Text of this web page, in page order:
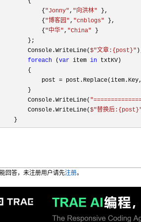
{
"Jonny" , "向洪林" },
{
"博客园" , "cnblogs" },
{
"中华" , "China" }
};
Console.WriteLine(
$"文章: {post}"
foreach (var item in txtKV)
{
post =
}
Console.WriteLine(
Console.WriteLine(
$"替换后: {post}
回答，未注册用户请先注册。